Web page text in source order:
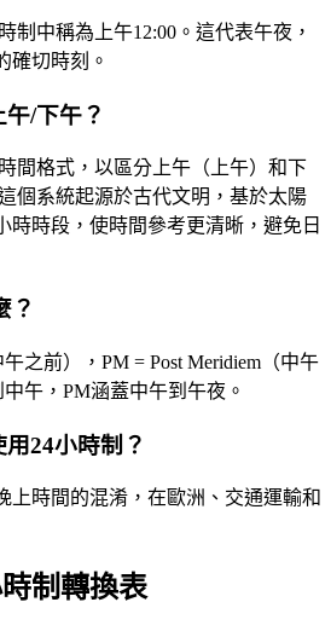
制中稱為上午12:00。這代表午夜，
確切時刻。
/下午？
間格式，以區分上午（上午）和下
個系統起源於古代文明，基於太陽
時時段，使時間參考更清晰，避免日
？
之前），PM = Post Meridiem（中午
午，PM涵蓋中午到午夜。
24小時制？
上時間的混淆，在歐洲、交通運輸和
制轉換表